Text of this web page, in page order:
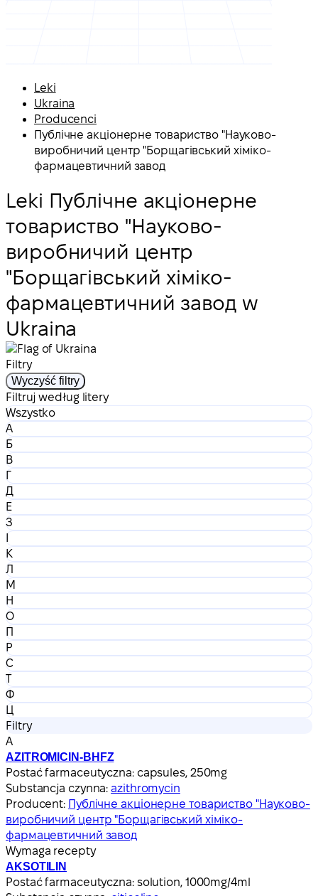
Leki
Ukraina
Producenci
Публічне акціонерне товариство "Науково-
виробничий центр "Борщагівський хіміко-
фармацевтичний завод
Leki Публічне акціонерне
товариство "Науково-
виробничий центр
"Борщагівський хіміко-
фармацевтичний завод w
Ukraina
Filtry
Wyczyść filtry
Filtruj według litery
Wszystko
А
Б
В
Г
Д
Е
З
І
К
Л
М
Н
О
П
Р
С
Т
Ф
Ц
Filtry
А
AZITROMICIN-BHFZ
Postać farmaceutyczna: capsules, 250mg
Substancja czynna:azithromycin
Producent: Публічне акціонерне товариство "Науково-
виробничий центр "Борщагівський хіміко-
фармацевтичний завод
Wymaga recepty
AKSOTILIN
Postać farmaceutyczna: solution, 1000mg/4ml